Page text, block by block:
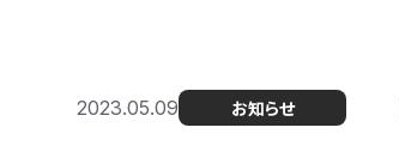
2023.05.09 お知らせ